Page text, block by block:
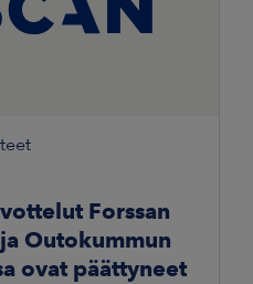
Forssan
Outokummun
ovat päättyneet